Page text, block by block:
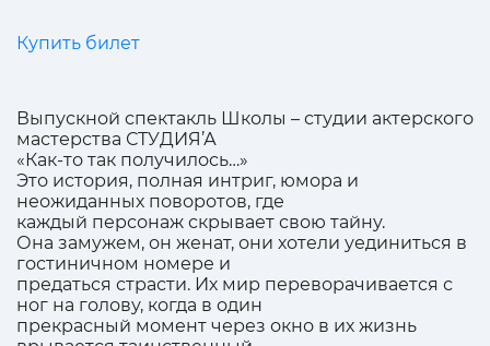
Купить билет
Выпускной спектакль Школы – студии актерского
мастерства СТУДИЯ’А
«Как-то так получилось…»
Это история, полная интриг, юмора и
неожиданных поворотов, где
каждый персонаж скрывает свою тайну.
Она замужем, он женат, они хотели уединиться в
гостиничном номере и
предаться страсти. Их мир переворачивается с
ног на голову, когда в один
прекрасный момент через окно в их жизнь